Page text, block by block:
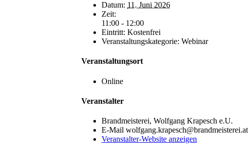
Datum: 11. Juni 2026
Zeit:
11:00 - 12:00
Eintritt: Kostenfrei
Veranstaltungskategorie: Webinar
Veranstaltungsort
Online
Veranstalter
Brandmeisterei, Wolfgang Krapesch e.U.
E-Mail wolfgang.krapesch@brandmeisterei.at
Veranstalter-Website anzeigen